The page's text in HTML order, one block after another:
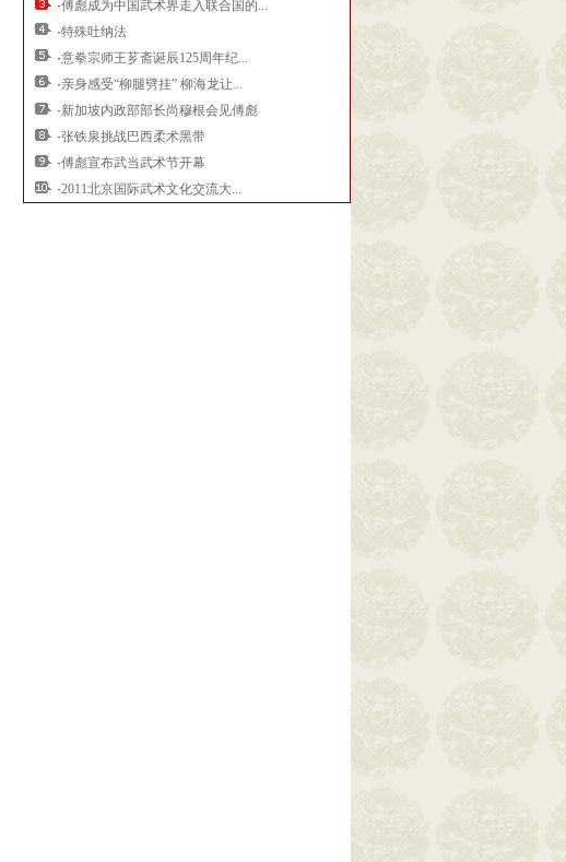
·傅彪成为中国武术界走入联合国的...
·特殊吐纳法
·意拳宗师王芗斋诞辰125周年纪...
·亲身感受“柳腿劈挂” 柳海龙让...
·新加坡内政部部长尚穆根会见傅彪
·张铁泉挑战巴西柔术黑带
·傅彪宣布武当武术节开幕
·2011北京国际武术文化交流大...